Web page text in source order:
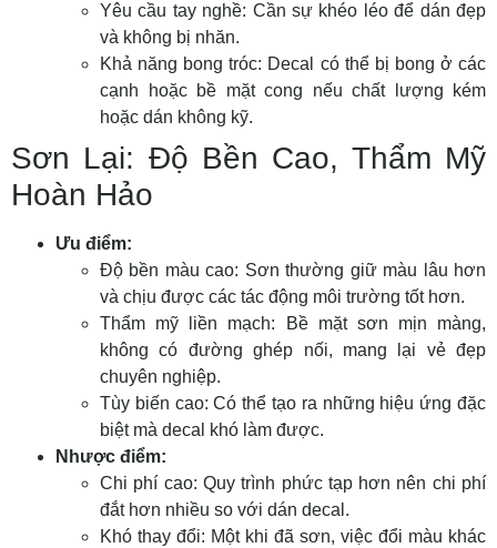
Yêu cầu tay nghề: Cần sự khéo léo để dán đẹp
và không bị nhăn.
Khả năng bong tróc: Decal có thể bị bong ở các
cạnh hoặc bề mặt cong nếu chất lượng kém
hoặc dán không kỹ.
Sơn Lại: Độ Bền Cao, Thẩm Mỹ
Hoàn Hảo
Ưu điểm:
Độ bền màu cao: Sơn thường giữ màu lâu hơn
và chịu được các tác động môi trường tốt hơn.
Thẩm mỹ liền mạch: Bề mặt sơn mịn màng,
không có đường ghép nối, mang lại vẻ đẹp
chuyên nghiệp.
Tùy biến cao: Có thể tạo ra những hiệu ứng đặc
biệt mà decal khó làm được.
Nhược điểm:
Chi phí cao: Quy trình phức tạp hơn nên chi phí
đắt hơn nhiều so với dán decal.
Khó thay đổi: Một khi đã sơn, việc đổi màu khác